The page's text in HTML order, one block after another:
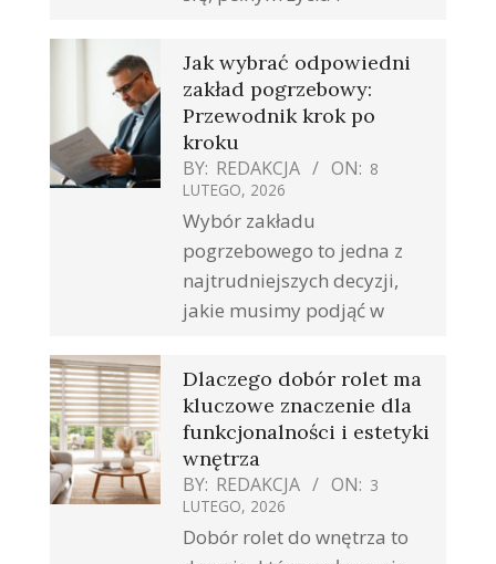
Jak wybrać odpowiedni
zakład pogrzebowy:
Przewodnik krok po
kroku
BY: REDAKCJA ON: 8
LUTEGO, 2026
Wybór zakładu
pogrzebowego to jedna z
najtrudniejszych decyzji,
jakie musimy podjąć w
Dlaczego dobór rolet ma
kluczowe znaczenie dla
funkcjonalności i estetyki
wnętrza
BY: REDAKCJA ON: 3
LUTEGO, 2026
Dobór rolet do wnętrza to